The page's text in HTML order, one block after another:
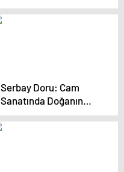
Serbay Doru: Cam
Sanatında Doğanın
Figürleri